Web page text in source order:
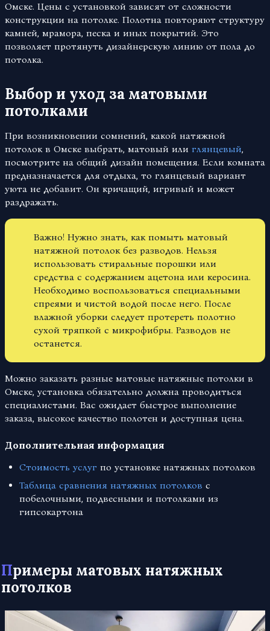
Омске. Цены с установкой зависят от сложности
конструкции на потолке. Полотна повторяют структуру
камней, мрамора, песка и иных покрытий. Это
позволяет протянуть дизайнерскую линию от пола до
потолка.
Выбор и уход за матовыми
потолками
При возникновении сомнений, какой натяжной
потолок в Омске выбрать, матовый или глянцевый,
посмотрите на общий дизайн помещения. Если комната
предназначается для отдыха, то глянцевый вариант
уюта не добавит. Он кричащий, игривый и может
раздражать.
Важно! Нужно знать, как помыть матовый
натяжной потолок без разводов. Нельзя
использовать стиральные порошки или
средства с содержанием ацетона или керосина.
Необходимо воспользоваться специальными
спреями и чистой водой после него. После
влажной уборки следует протереть полотно
сухой тряпкой с микрофибры. Разводов не
останется.
Можно заказать разные матовые натяжные потолки в
Омске, установка обязательно должна проводиться
специалистами. Вас ожидает быстрое выполнение
заказа, высокое качество полотен и доступная цена.
Дополнительная информация
Стоимость услуг по установке натяжных потолков
Таблица сравнения натяжных потолков с
побелочными, подвесными и потолками из
гипсокартона
Примеры матовых натяжных
потолков